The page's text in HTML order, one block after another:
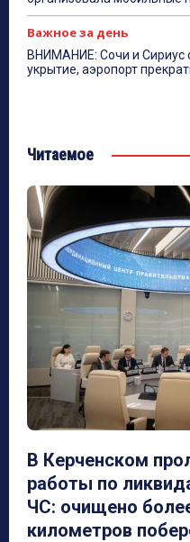
Важное за день
ВНИМАНИЕ: Сочи и Сириус
укрытие, аэропорт
Читаемое
В Керченском
работы по
ЧС: очищено
километров